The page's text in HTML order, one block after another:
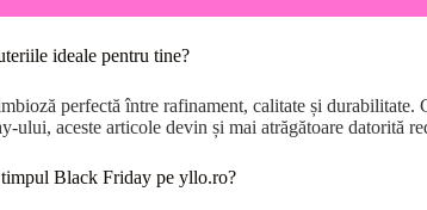
ideale pentru tine?
perfectă între rafinament, calitate și
aceste articole devin și mai atrăgătoare datorită
Black Friday pe yllo.ro?